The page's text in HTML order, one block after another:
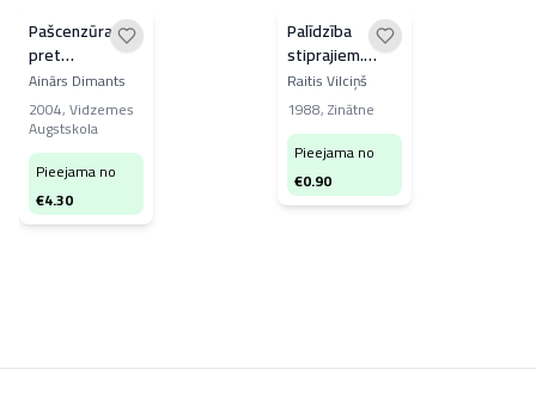
Pašcenzūra
pret
paškontroli
Latvijas presē
Ainārs Dimants
2004,Vidzemes
Augstskola
Pieejama no
€4.30
Palīdzība
stiprajiem.
Kritika un
paškritika:
spēles
noteikumi
Raitis Vilciņš
1988,Zinātne
Pieejama no
€0.90